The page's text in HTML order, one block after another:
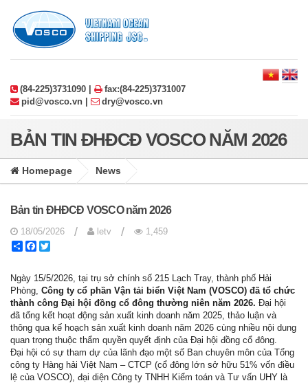
(84-225)3731090 |
fax:(84-225)3731007
pid@vosco.vn |
dry@vosco.vn
BẢN TIN ĐHĐCĐ VOSCO NĂM 2026
Homepage News
Bản tin ĐHĐCĐ VOSCO năm 2026
18/05/2026 / letv /
1,459
ShareFacebook
Ngày 15/5/2026, tại trụ sở chính số 215 Lạch Tray, thành phố Hải
Phòng, Công ty cổ phần Vận tải biển Việt Nam (VOSCO) đã tổ chức
thành công Đại hội đồng cổ đông thường niên năm 2026. Đại hội
đã tổng kết hoạt động sản xuất kinh doanh năm 2025, thảo luận và
thông qua kế hoạch sản xuất kinh doanh năm 2026 cùng nhiều nội dung
quan trọng thuộc thẩm quyền quyết định của Đại hội đồng cổ đông.
Đại hội có sự tham dự của lãnh đạo một số Ban chuyên môn của Tổng
công ty Hàng hải Việt Nam – CTCP (cổ đông lớn sở hữu 51% vốn điều
lệ của VOSCO), đại diện Công ty TNHH Kiểm toán và Tư vấn UHY là